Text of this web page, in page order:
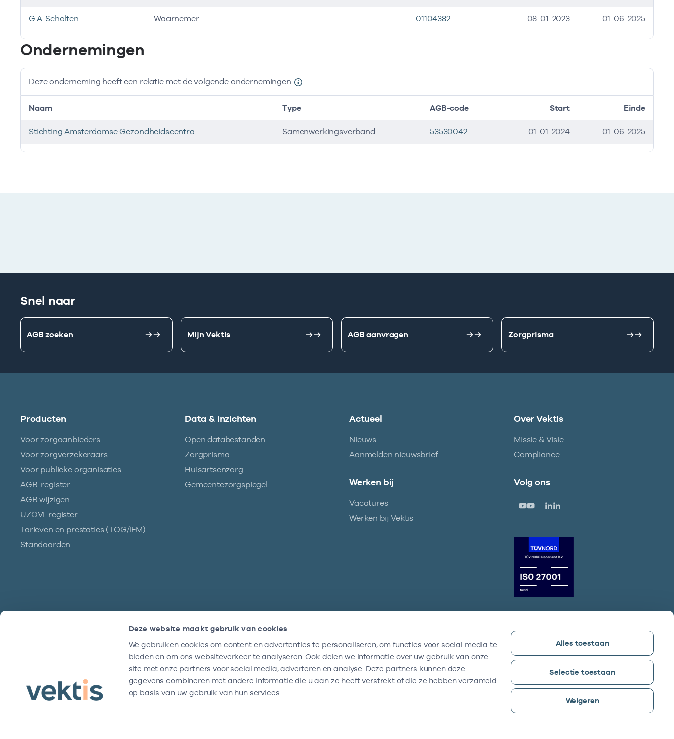
Deze website maakt gebruik van cookies
We gebruiken cookies om content en advertenties te personaliseren, om functies voor social media te
bieden en om ons websiteverkeer te analyseren. Ook delen we informatie over uw gebruik van onze
site met onze partners voor social media, adverteren en analyse. Deze partners kunnen deze
gegevens combineren met andere informatie die u aan ze heeft verstrekt of die ze hebben verzameld
op basis van uw gebruik van hun services.
Alles toestaan
Selectie toestaan
Weigeren
Bij deze onderneming werken de volgende zorgverleners
G.A. Scholten Waarnemer 01104382 08-01-2023 01-06-2025
Ondernemingen
Deze onderneming heeft een relatie met de volgende ondernemingen
Deze onderneming heeft een relatie met de volgende ondernemingen
Naam Type AGB-code Start Einde
Stichting Amsterdamse Gezondheidscentra Samenwerkingsverband 53530042 01-01-2024 01-06-2025
Snel naar
AGB zoeken Mijn Vektis AGB aanvragen Zorgprisma
Producten
Voor zorgaanbieders
Voor zorgverzekeraars
Voor publieke organisaties
AGB-register
AGB wijzigen
UZOVI-register
Tarieven en prestaties (TOG/IFM)
Standaarden
Data & inzichten
Open databestanden
Zorgprisma
Huisartsenzorg
Gemeentezorgspiegel
Actueel
Nieuws
Aanmelden nieuwsbrief
Over Vektis
Missie & Visie
Compliance
Werken bij
Vacatures
Werken bij Vektis
Volg ons
We zijn doordeweeks bereikbaar tussen
Nieuwsbrief
Altijd op de hoogte blijven van al onze
nieuwtjes? Schrijf je nu in.
Vektis bezoekadres
Sparrenheuvel 18, Gebouw B,
3708 JE Zeist